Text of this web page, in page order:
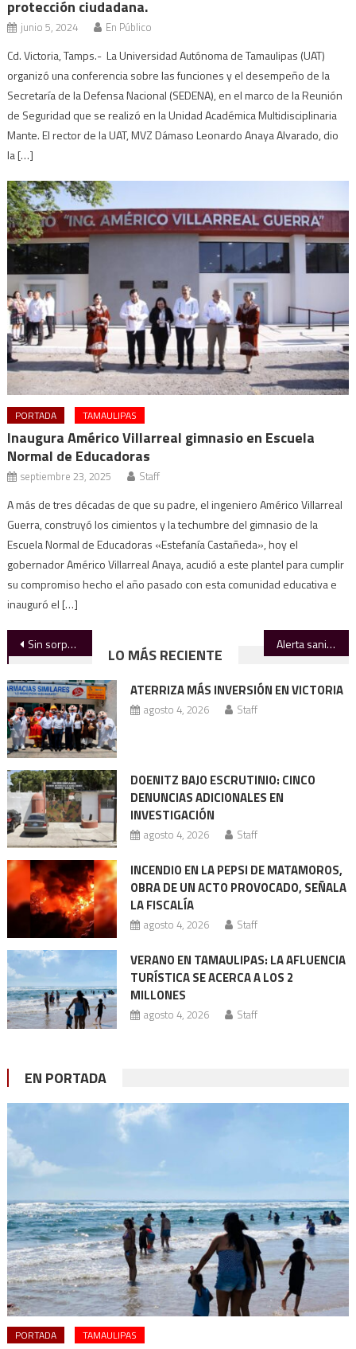
protección ciudadana.
junio 5, 2024 En Público
Cd. Victoria, Tamps.- La Universidad Autónoma de Tamaulipas (UAT)
organizó una conferencia sobre las funciones y el desempeño de la
Secretaría de la Defensa Nacional (SEDENA), en el marco de la Reunión
de Seguridad que se realizó en la Unidad Académica Multidisciplinaria
Mante. El rector de la UAT, MVZ Dámaso Leonardo Anaya Alvarado, dio
la […]
PORTADA TAMAULIPAS
Inaugura Américo Villarreal gimnasio en Escuela
Normal de Educadoras
septiembre 23, 2025 Staff
A más de tres décadas de que su padre, el ingeniero Américo Villarreal
Guerra, construyó los cimientos y la techumbre del gimnasio de la
Escuela Normal de Educadoras «Estefanía Castañeda», hoy el
gobernador Américo Villarreal Anaya, acudió a este plantel para cumplir
su compromiso hecho el año pasado con esta comunidad educativa e
inauguró el […]
Navegación
de
entradas
Sin sorpresas: Congreso designa a Jesús Govea como Fiscal General Alerta sanitaria: diabetes aumenta un 148% en dos décadas
LO MÁS RECIENTE
ATERRIZA MÁS INVERSIÓN EN VICTORIA
agosto 4, 2026 Staff
DOENITZ BAJO ESCRUTINIO: CINCO
DENUNCIAS ADICIONALES EN
INVESTIGACIÓN
agosto 4, 2026 Staff
INCENDIO EN LA PEPSI DE MATAMOROS,
OBRA DE UN ACTO PROVOCADO, SEÑALA
LA FISCALÍA
agosto 4, 2026 Staff
VERANO EN TAMAULIPAS: LA AFLUENCIA
TURÍSTICA SE ACERCA A LOS 2
MILLONES
agosto 4, 2026 Staff
EN PORTADA
PORTADA TAMAULIPAS